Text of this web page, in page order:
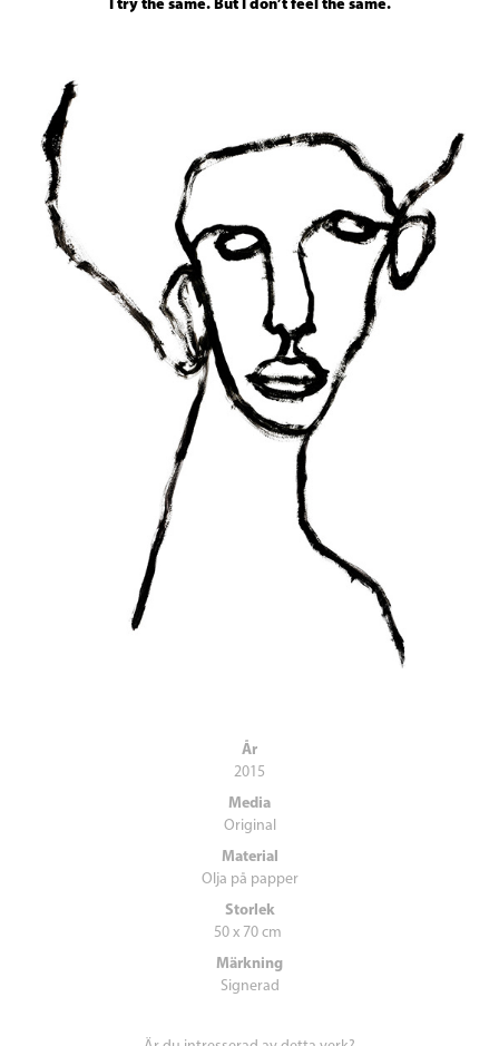
År
2015
Media
Original
Material
Olja på papper
Storlek
50 x 70 cm
Märkning
Signerad